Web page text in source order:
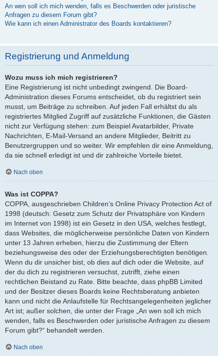
An wen soll ich mich wenden, falls es Beschwerden oder juristische
Anfragen zu diesem Forum gibt?
Wie kann ich einen Administrator des Boards kontaktieren?
Registrierung und Anmeldung
Wozu muss ich mich registrieren?
Eine Registrierung ist nicht unbedingt zwingend. Die Board-
Administration dieses Forums entscheidet, ob du registriert sein
musst, um Beiträge zu schreiben. Auf jeden Fall erhältst du als
registriertes Mitglied Zugriff auf zusätzliche Funktionen, die Gästen
nicht zur Verfügung stehen: zum Beispiel Avatarbilder, Private
Nachrichten, E-Mail-Versand an andere Mitglieder, Beitritt zu
Benutzergruppen und so weiter. Wir empfehlen dir eine Anmeldung,
da sie schnell erledigt ist und dir zahlreiche Vorteile bietet.
Nach oben
Was ist COPPA?
COPPA, ausgeschrieben Children’s Online Privacy Protection Act of
1998 (deutsch: Gesetz zum Schutz der Privatsphäre von Kindern
im Internet von 1998) ist ein Gesetz in den USA, welches festlegt,
dass Websites, die möglicherweise persönliche Daten von Kindern
unter 13 Jahren erheben, hierzu die Zustimmung der Eltern
beziehungsweise des oder der Erziehungsberechtigten benötigen.
Wenn du dir unsicher bist, ob dies auf dich oder die Website, auf
der du dich zu registrieren versuchst, zutrifft, ziehe einen
rechtlichen Beistand zu Rate. Bitte beachte, dass phpBB Limited
und der Besitzer dieses Boards keine Rechtsberatung anbieten
kann und nicht die Anlaufstelle für Rechtsangelegenheiten jeglicher
Art ist; außer solchen, die unter der Frage „An wen soll ich mich
wenden, falls es Beschwerden oder juristische Anfragen zu diesem
Forum gibt?“ behandelt werden.
Nach oben